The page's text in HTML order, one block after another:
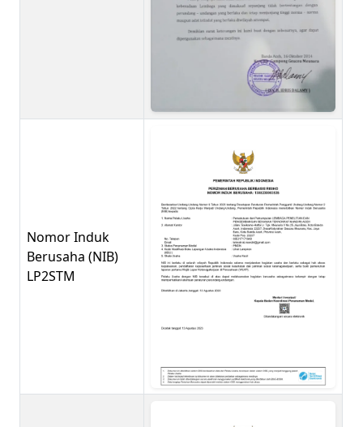
Nomor Induk
Berusaha (NIB)
LP2STM